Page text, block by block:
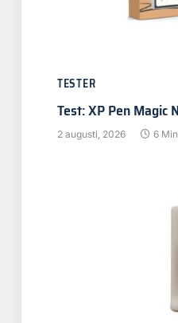
TESTER
Test: XP Pen Magic
2 augusti, 2026 6